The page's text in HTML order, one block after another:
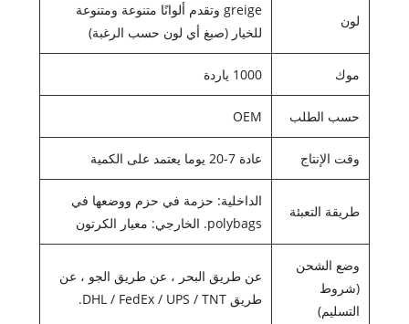
لون
greige وتقدم ألوانًا متنوعة ومتنوعة
للخيار (صبغ أي لون حسب الرغبة)
موك 1000 ياردة
حسب الطلب OEM
وقت الإنتاج عادة 7-20 يوما يعتمد على الكمية
طريقة التعبئة
الداخلية: حزمة في حزم ووضعها في
polybags. الخارجي: معيار الكرتون
وضع الشحن
(شروط
التسليم)
عن طريق البحر ، عن طريق الجو ، عن
طريق DHL / FedEx / UPS / TNT.